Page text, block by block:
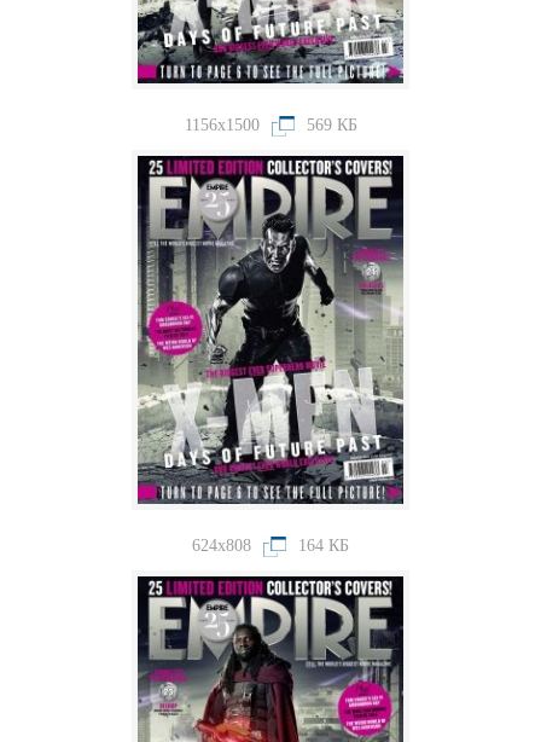
1156x1500 569 КБ
624x808 164 КБ